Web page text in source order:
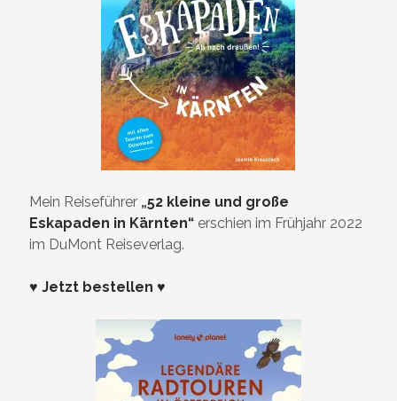
Mein Reiseführer „52 kleine und große
Eskapaden in Kärnten“ erschien im Frühjahr 2022
im DuMont Reiseverlag.
♥ Jetzt bestellen ♥